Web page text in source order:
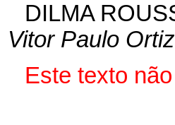
DILMA
Vitor Paulo
Este texto